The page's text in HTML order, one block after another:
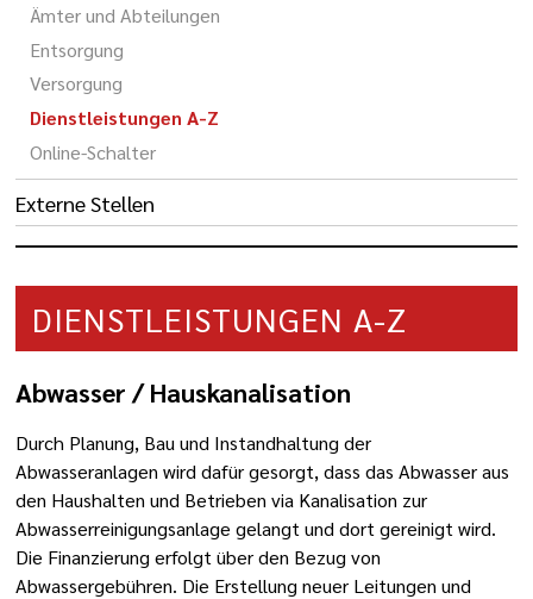
Ämter und Abteilungen
Entsorgung
Versorgung
Dienstleistungen A-Z
Online-Schalter
Externe Stellen
DIENSTLEISTUNGEN A-Z
Abwasser / Hauskanalisation
Durch Planung, Bau und Instandhaltung der
Abwasseranlagen wird dafür gesorgt, dass das Abwasser aus
den Haushalten und Betrieben via Kanalisation zur
Abwasserreinigungsanlage gelangt und dort gereinigt wird.
Die Finanzierung erfolgt über den Bezug von
Abwassergebühren. Die Erstellung neuer Leitungen und